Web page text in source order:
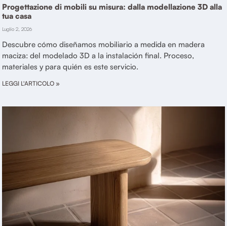
Progettazione di mobili su misura: dalla modellazione 3D alla
tua casa
Luglio 2, 2026
Descubre cómo diseñamos mobiliario a medida en madera
maciza: del modelado 3D a la instalación final. Proceso,
materiales y para quién es este servicio.
LEGGI L'ARTICOLO »